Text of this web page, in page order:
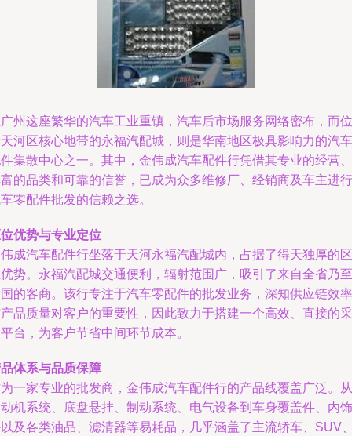
州这座繁华的汽车工业重镇，汽车后市场服务网络密布，而位
河区核心地带的永福汽配城，则是华南地区极具影响力的汽车
集散中心之一。其中，金伟成汽车配件行凭借其专业的经营、
的品类和可靠的信誉，已成为众多维修厂、经销商及车主进行
零配件批发的信赖之选。
优势与专业定位
成汽车配件行坐落于天河永福汽配城内，占据了得天独厚的区
势。永福汽配城交通便利，辐射范围广，吸引了来自全省乃至
的客商。该行专注于汽车零配件的批发业务，深知供应链效率
品质量对客户的重要性，因此致力于搭建一个高效、直接的采
台，为客户节省中间环节成本。
体系与品质保障
一家专业的批发商，金伟成汽车配件行的产品线覆盖广泛。从
机系统、底盘悬挂、制动系统、电气设备到车身覆盖件、内饰
及各类油品、滤清器等易耗品，几乎涵盖了主流轿车、SUV